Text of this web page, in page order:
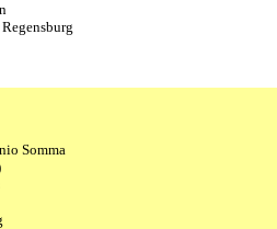
Somma